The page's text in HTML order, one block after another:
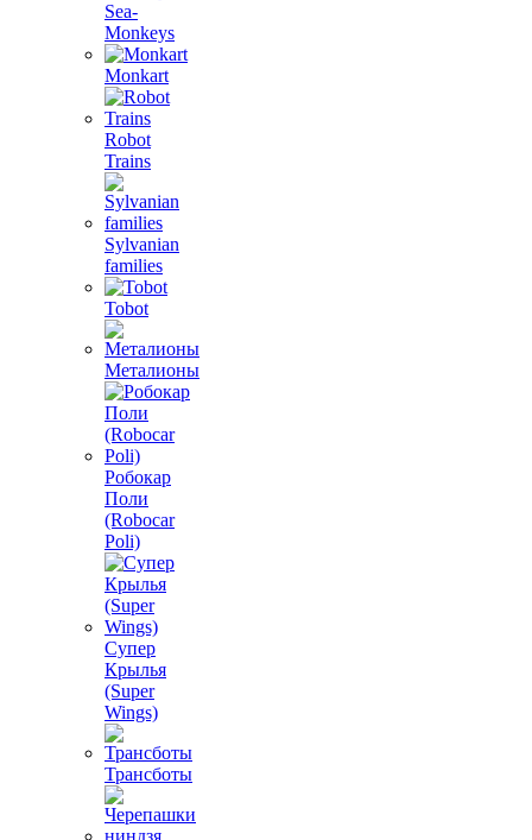
Sea-
Monkeys
Monkart
Robot
Trains
Sylvanian
families
Tobot
Металионы
Робокар
Поли
(Robocar
Poli)
Супер
Крылья
(Super
Wings)
Трансботы